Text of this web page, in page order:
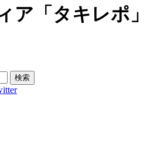
ア「タキレポ」